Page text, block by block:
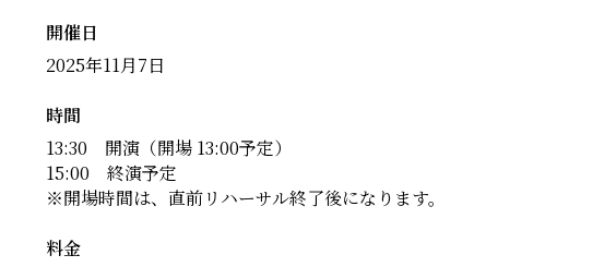
開催日
2025年11月7日
時間
13:30 開演（開場 13:00予定）
15:00 終演予定
※開場時間は、直前リハーサル終了後になります。
料金